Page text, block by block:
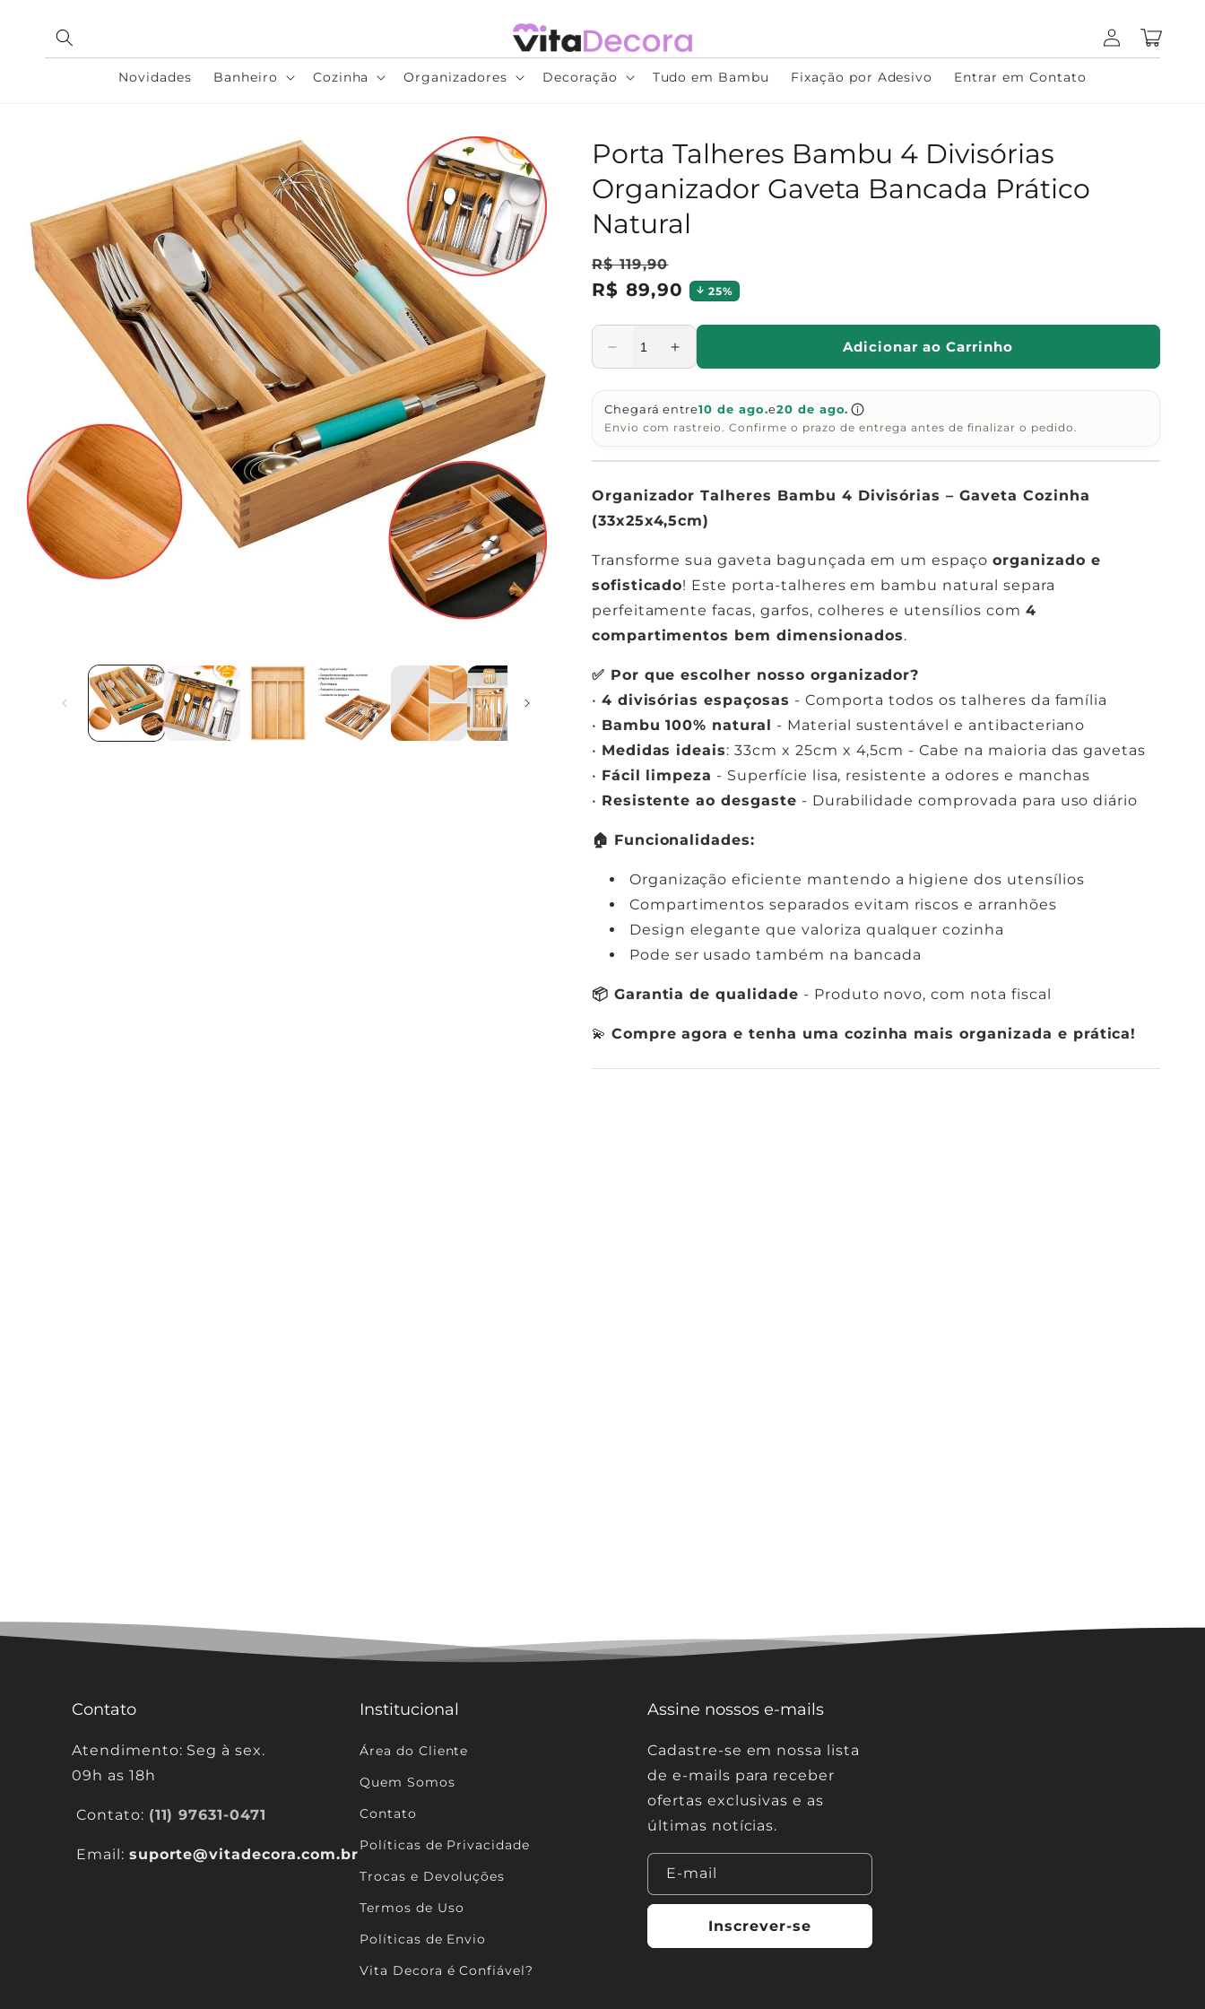
conteúdo
Novidades Banheiro Cozinha Organizadores Decoração Tudo em Bambu Fixação por Adesivo Entrar em Contato
Fazer
login
Carrinho
Porta Talheres Bambu 4 Divisórias
Organizador Gaveta Bancada Prático
Natural
Preço
normal
R$ 89,90 25%
Preço
promocional
R$ 119,90
Diminuir
a
de
Utensílios
Cozinha
Aumentar
a
de
Utensílios
Cozinha
Adicionar ao Carrinho
Chegará entre10 de ago.e20 de ago.
Envio com rastreio. Confirme o prazo de entrega antes de finalizar o pedido.
Organizador Talheres Bambu 4 Divisórias – Gaveta Cozinha
(33x25x4,5cm)
Transforme sua gaveta bagunçada em um espaço organizado e
sofisticado! Este porta-talheres em bambu natural separa
perfeitamente facas, garfos, colheres e utensílios com 4
compartimentos bem dimensionados.
✅ Por que escolher nosso organizador?
• 4 divisórias espaçosas - Comporta todos os talheres da família
• Bambu 100% natural - Material sustentável e antibacteriano
• Medidas ideais: 33cm x 25cm x 4,5cm - Cabe na maioria das gavetas
• Fácil limpeza - Superfície lisa, resistente a odores e manchas
• Resistente ao desgaste - Durabilidade comprovada para uso diário
🏠 Funcionalidades:
Organização eficiente mantendo a higiene dos utensílios
Compartimentos separados evitam riscos e arranhões
Design elegante que valoriza qualquer cozinha
Pode ser usado também na bancada
📦 Garantia de qualidade - Produto novo, com nota fiscal
💫 Compre agora e tenha uma cozinha mais organizada e prática!
Contato
Atendimento: Seg à sex.
09h as 18h
Contato: (11) 97631-0471
Email: suporte@vitadecora.com.br
Institucional
Área do Cliente
Quem Somos
Contato
Políticas de Privacidade
Trocas e Devoluções
Termos de Uso
Políticas de Envio
Vita Decora é Confiável?
Assine nossos e-mails
Cadastre-se em nossa lista
de e-mails para receber
ofertas exclusivas e as
últimas notícias.
E-mail
Inscrever-se